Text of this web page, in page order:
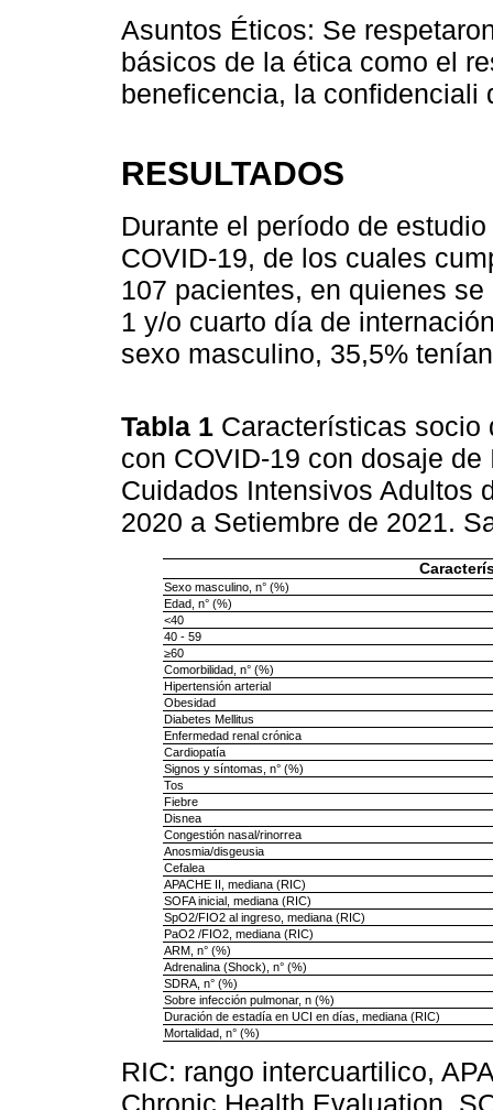
Asuntos Éticos: Se
básicos de la ética como el
beneficencia, la confidenciali
RESULTADOS
Durante el período de
COVID-19, de los cuales
107 pacientes, en quienes
1 y/o cuarto día de
sexo masculino, 35,5%
Tabla 1 Características socio
con COVID-19 con dosaje
Cuidados Intensivos Adultos
2020 a Setiembre de 2021.
Sexo masculino, n° (%)
Edad, n° (%)
<40
40 - 59
≥60
Comorbilidad, n° (%)
Hipertensión arterial
Obesidad
Diabetes Mellitus
Enfermedad renal crónica
Cardiopatía
Signos y síntomas, n° (%)
Tos
Fiebre
Disnea
Congestión nasal/rinorrea
Anosmia/disgeusia
Cefalea
APACHE II, mediana (RIC)
SOFA inicial, mediana (RIC)
SpO2/FIO2 al ingreso, mediana (RIC)
PaO2 /FIO2, mediana (RIC)
ARM, n° (%)
Adrenalina (Shock), n° (%)
SDRA, n° (%)
Sobre infección pulmonar, n (%)
Duración de estadía en UCI en días, mediana (RIC)
Mortalidad, n° (%)
RIC: rango intercuartilico,
Chronic Health Evaluation,